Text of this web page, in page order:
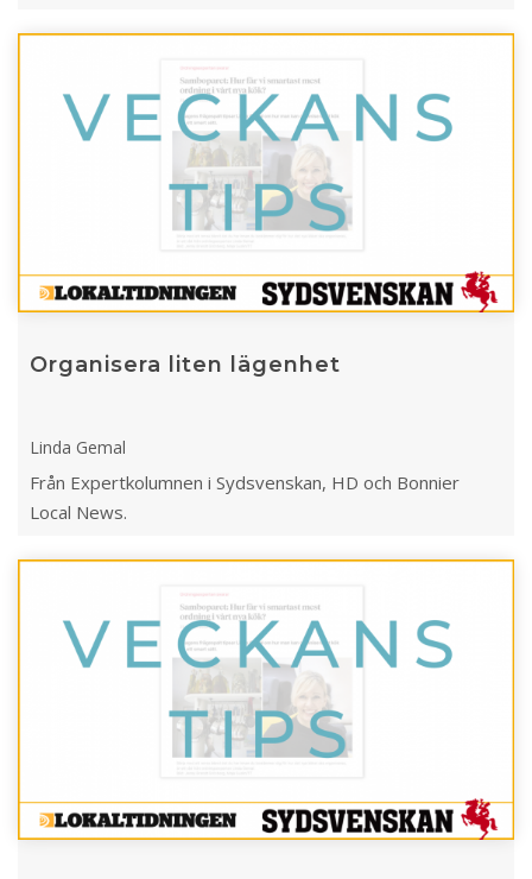
Organisera liten lägenhet
Linda Gemal
Från Expertkolumnen i Sydsvenskan, HD och Bonnier
Local News.